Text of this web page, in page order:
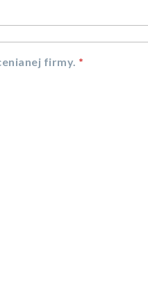
firmy.